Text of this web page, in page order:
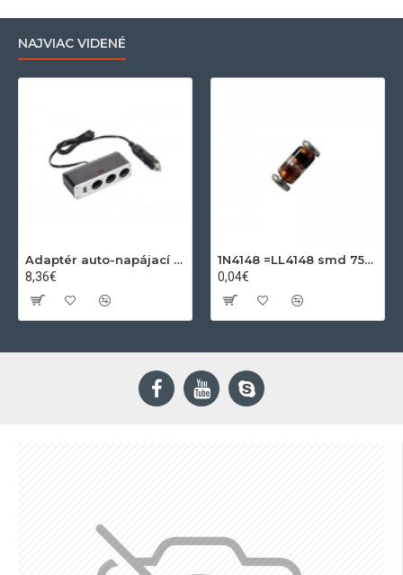
NAJVIAC VIDENÉ
Adaptér auto-napájací 1xkon./3x zdierka- 12/24V, USB 1000mA
8,36€
1N4148 =LL4148 smd 75V,0.15A SOD80C
0,04€